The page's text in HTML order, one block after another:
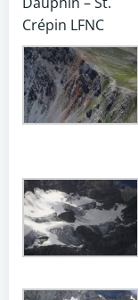
Crépin LFNC